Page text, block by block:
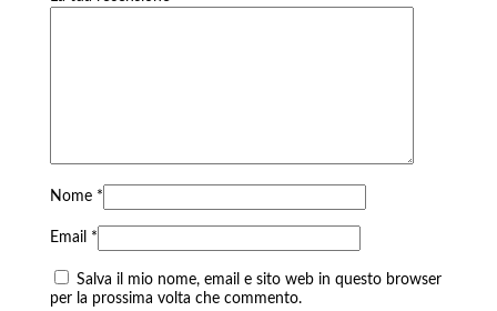
Nome *
Email *
Salva il mio nome, email e sito web in questo browser
per la prossima volta che commento.